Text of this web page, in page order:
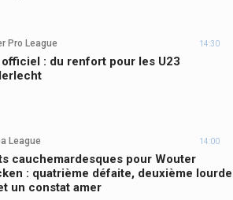
Pro League 14:30
: du renfort pour les U23
League 14:00
cauchemardesques pour Wouter
: quatrième défaite, deuxième lourde
un constat amer